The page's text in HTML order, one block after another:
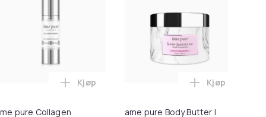
- Selvbruningsmist i handlekurven
S21 lommebokveske svart i handlekurven
pure Collagen
Legg ame pure Collagen Therapy™ GEL i
Kjøp
ame pure Body Butter |
Legg ame
Kjøp